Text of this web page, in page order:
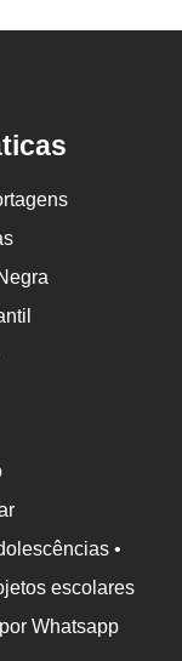
•
escolares
Whatsapp